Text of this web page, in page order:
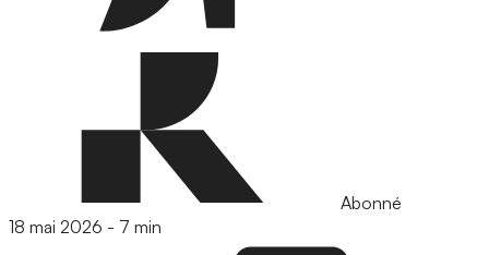
Abonné
18 mai 2026 - 7 min